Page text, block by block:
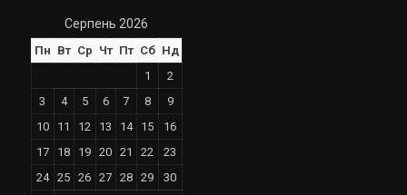
Серпень 2026
Пн Вт Ср Чт Пт Сб Нд
1
2
3
4 5 6 7 8
9
10
11 12 13 14 15
16
17
18 19 20 21 22
23
24
25 26 27 28 29
30